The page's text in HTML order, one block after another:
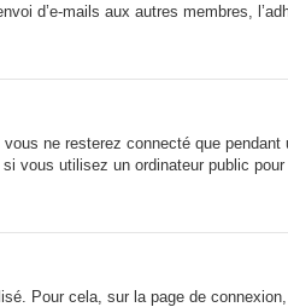
d’e-mails aux autres membres,
ne resterez connecté que
vous utilisez un ordinateur public
Pour cela, sur la page de